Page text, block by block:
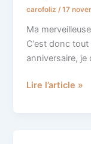
carofoliz /17
Ma
C’est donc
anniversaire, je
au
crochet
Lire l’article »